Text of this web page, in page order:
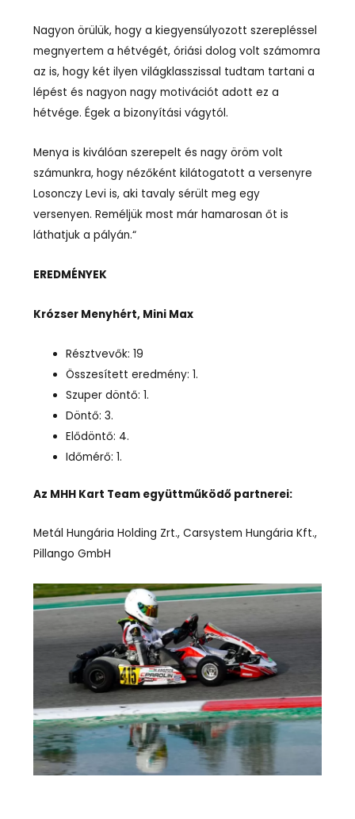
Nagyon örülük, hogy a kiegyensúlyozott szerepléssel
megnyertem a hétvégét, óriási dolog volt számomra
az is, hogy két ilyen világklasszissal tudtam tartani a
lépést és nagyon nagy motivációt adott ez a
hétvége. Égek a bizonyítási vágytól.
Menya is kiválóan szerepelt és nagy öröm volt
számunkra, hogy nézőként kilátogatott a versenyre
Losonczy Levi is, aki tavaly sérült meg egy
versenyen. Reméljük most már hamarosan őt is
láthatjuk a pályán.“
EREDMÉNYEK
Krózser Menyhért, Mini Max
Résztvevők: 19
Összesített eredmény: 1.
Szuper döntő: 1.
Döntő: 3.
Elődöntő: 4.
Időmérő: 1.
Az MHH Kart Team együttműködő partnerei:
Metál Hungária Holding Zrt., Carsystem Hungária Kft.,
Pillango GmbH